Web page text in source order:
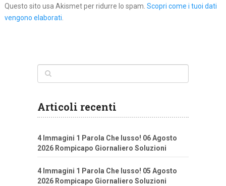
Questo sito usa Akismet per ridurre lo spam. Scopri come i tuoi dati
vengono elaborati.
Articoli recenti
4 Immagini 1 Parola Che lusso! 06 Agosto
2026 Rompicapo Giornaliero Soluzioni
4 Immagini 1 Parola Che lusso! 05 Agosto
2026 Rompicapo Giornaliero Soluzioni